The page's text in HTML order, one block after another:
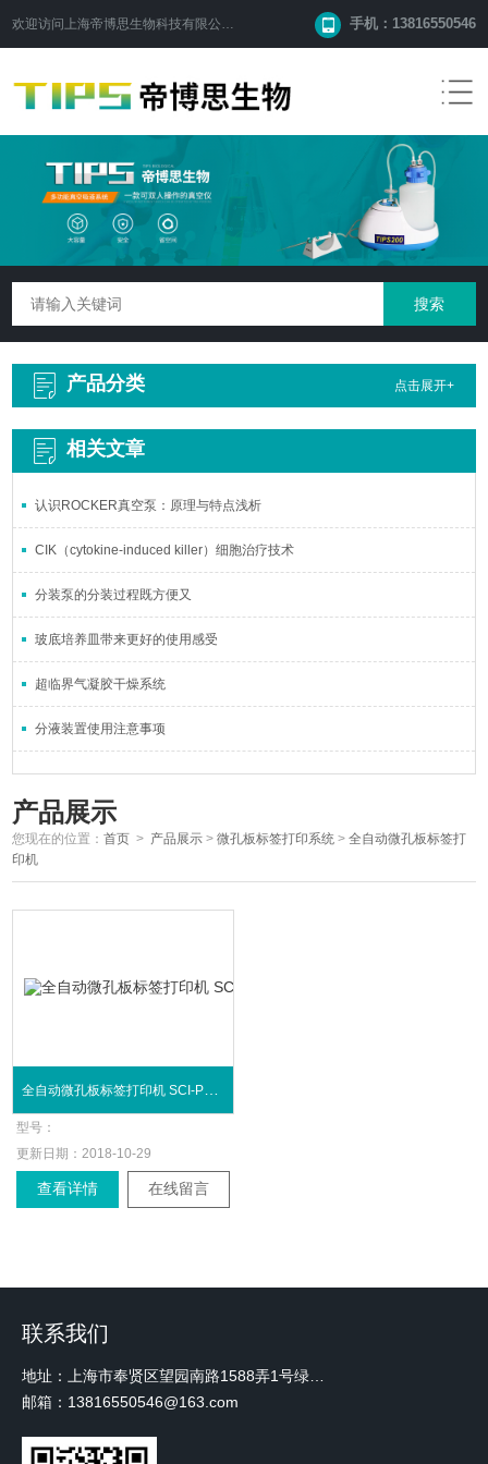
欢迎访问 上海帝博思生物科技有限公司 手机：13816550546
产品分类 点击展开+
相关文章
认识ROCKER真空泵：原理与特点浅析
CIK（cytokine-induced killer）细胞治疗技术
分装泵的分装过程既方便又
玻底培养皿带来更好的使用感受
超临界气凝胶干燥系统
分液装置使用注意事项
产品展示
您现在的位置：首页 > 产品展示 >微孔板标签打印系统 >全自动微孔板标签打
印机
型号：
更新日期： 2018-10-29
查看详情 在线留言
联系我们
邮箱：13816550546@163.com